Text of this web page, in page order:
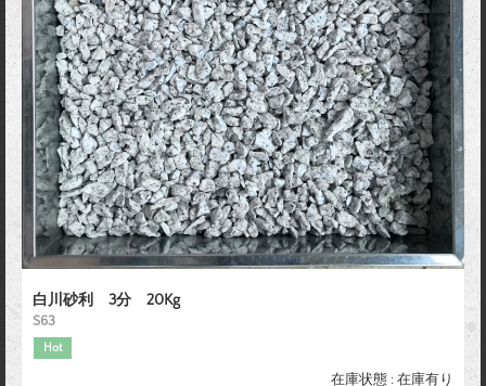
白川砂利 3分 20Kg
S63
Hot
在庫状態 : 在庫有り